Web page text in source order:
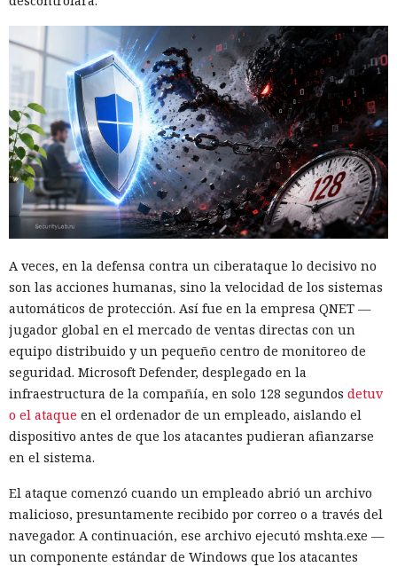
A veces, en la defensa contra un ciberataque lo decisivo no
son las acciones humanas, sino la velocidad de los sistemas
automáticos de protección. Así fue en la empresa QNET —
jugador global en el mercado de ventas directas con un
equipo distribuido y un pequeño centro de monitoreo de
seguridad. Microsoft Defender, desplegado en la
infraestructura de la compañía, en solo 128 segundos detuv
o el ataque en el ordenador de un empleado, aislando el
dispositivo antes de que los atacantes pudieran afianzarse
en el sistema.
El ataque comenzó cuando un empleado abrió un archivo
malicioso, presuntamente recibido por correo o a través del
navegador. A continuación, ese archivo ejecutó mshta.exe —
un componente estándar de Windows que los atacantes